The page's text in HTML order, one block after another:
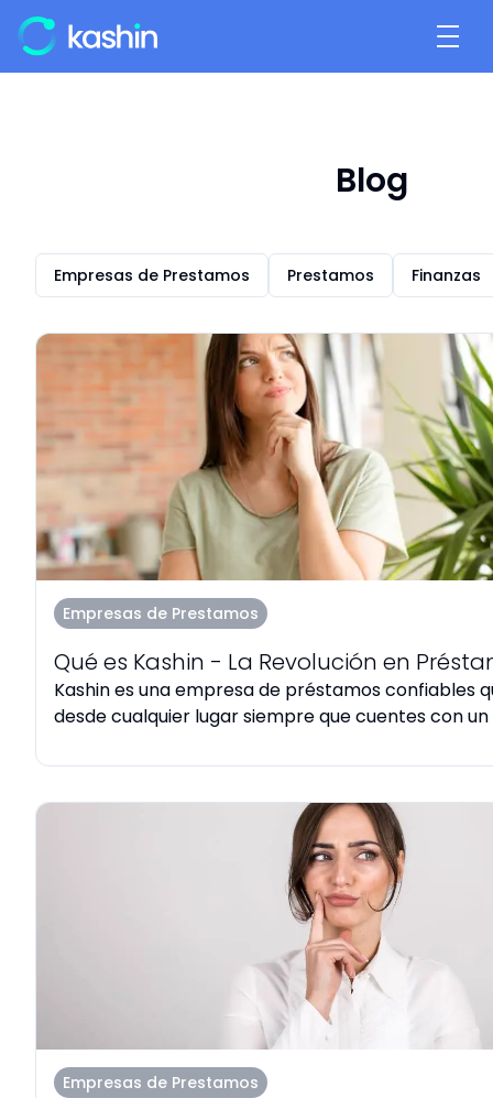
Blog
Empresas de Prestamos Prestamos Finanzas
Empresas de Prestamos
Qué es Kashin - La Revolución en
Kashin es una empresa de préstamos confiables
desde cualquier lugar siempre que cuentes con un
Empresas de Prestamos